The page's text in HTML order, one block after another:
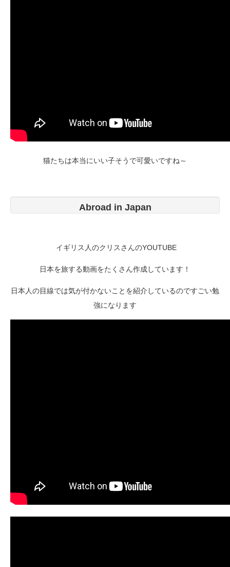
猫たちは本当にいい子そうで可愛いですね～
Abroad in Japan
イギリス人のクリスさんのYOUTUBE
日本を旅する動画をたくさん作成しています！
日本人の目線では気が付かないことを紹介しているのですごい勉
強になります